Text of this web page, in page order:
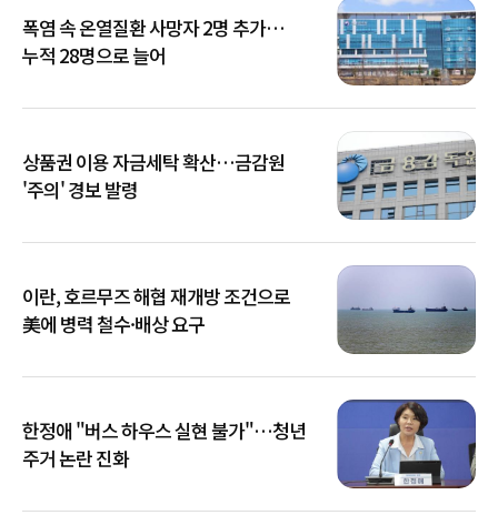
폭염 속 온열질환 사망자 2명 추가…
누적 28명으로 늘어
상품권 이용 자금세탁 확산…금감원
'주의' 경보 발령
이란, 호르무즈 해협 재개방 조건으로
美에 병력 철수·배상 요구
한정애 "버스 하우스 실현 불가"…청년
주거 논란 진화